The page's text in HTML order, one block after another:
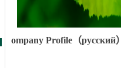
ompany Profile（русский）